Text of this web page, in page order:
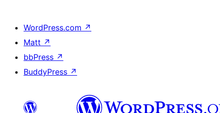
WordPress.com ↗
Matt ↗
bbPress ↗
BuddyPress ↗